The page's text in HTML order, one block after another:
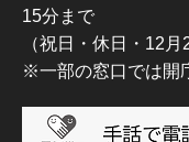
15分まで
（祝日・休日・12
※一部の窓口では開